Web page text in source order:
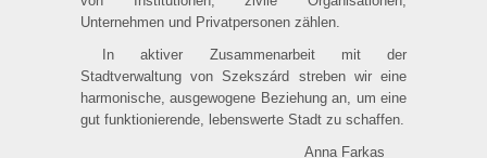
Unternehmen und Privatpersonen zählen.
In aktiver Zusammenarbeit mit der
Stadtverwaltung von Szekszárd streben wir eine
harmonische, ausgewogene Beziehung an, um eine
gut funktionierende, lebenswerte Stadt zu schaffen.
Anna Farkas